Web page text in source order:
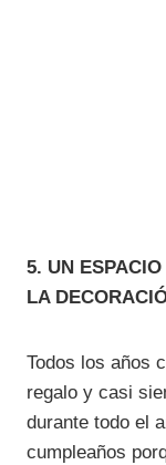
5. UN
LA
Todos los años
regalo y casi
durante todo el
cumpleaños